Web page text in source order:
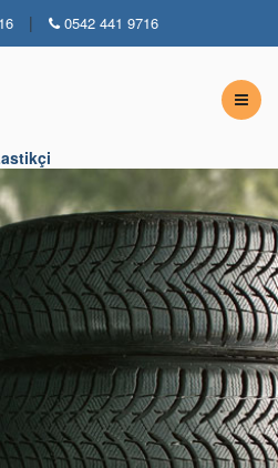
| 0542 441 9716